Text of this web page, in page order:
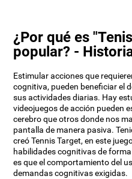
¿Por qué es
popular? -
Estimular acciones que
cognitiva, pueden beneficiar el
sus actividades diarias. Hay
videojuegos de acción pueden
cerebro que otros donde nos
pantalla de manera pasiva.
creó Tennis Target, en este
habilidades cognitivas de
es que el comportamiento del
demandas cognitivas exigidas.